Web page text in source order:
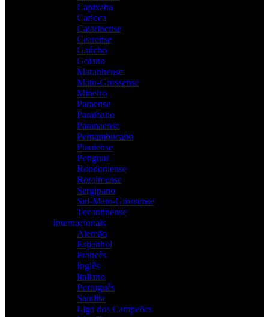
Capixaba
Carioca
Catarinense
Cearense
Gaúcho
Goiano
Maranhense
Mato-Grossense
Mineiro
Paraense
Paraibano
Paranaense
Pernambucano
Piauiense
Potiguar
Rondoniense
Roraimense
Sergipano
Sul-Mato-Grossense
Tocantinense
Internacionais
Alemão
Espanhol
Francês
Inglês
Italiano
Português
Saudita
Liga dos Campeões